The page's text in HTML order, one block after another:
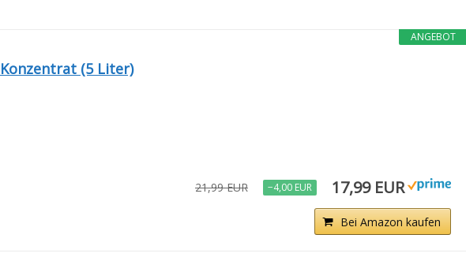
ANGEBOT
(5 Liter)
21,99 EUR −4,00 EUR 17,99 EUR
Bei Amazon kaufen